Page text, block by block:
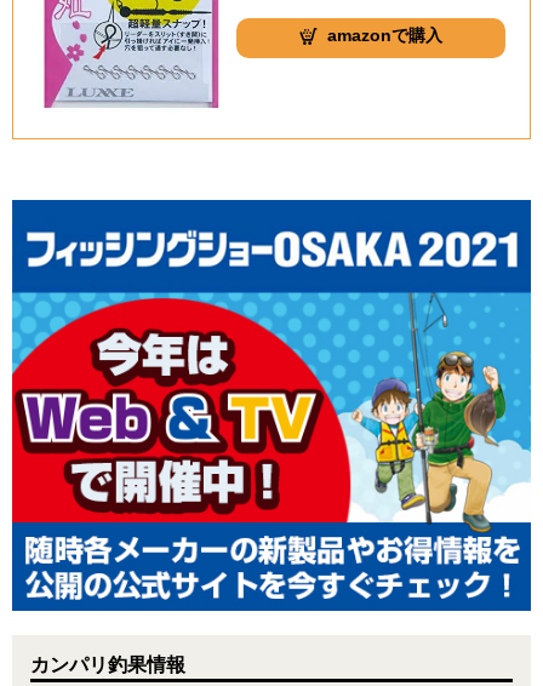
amazonで購入
カンパリ釣果情報